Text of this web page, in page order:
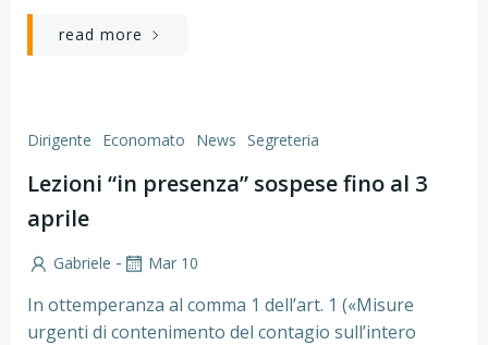
read more
Dirigente Economato News Segreteria
Lezioni “in presenza” sospese fino al 3
aprile
Gabriele - Mar 10
In ottemperanza al comma 1 dell’art. 1 («Misure
urgenti di contenimento del contagio sull’intero